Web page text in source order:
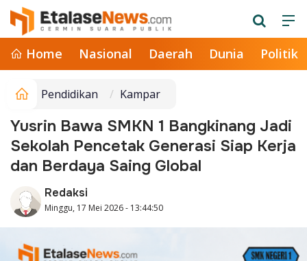
Home Nasional Daerah Dunia Politik
Pendidikan Kampar
Yusrin Bawa SMKN 1 Bangkinang Jadi
Sekolah Pencetak Generasi Siap Kerja
dan Berdaya Saing Global
Redaksi
Minggu, 17 Mei 2026 - 13:44:50